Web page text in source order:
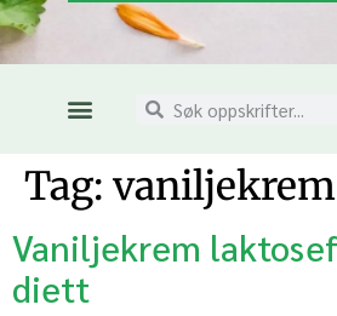
Tag:
Vaniljekrem
diett